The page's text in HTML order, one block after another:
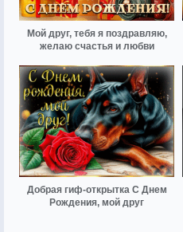
Мой друг, тебя я поздравляю,
желаю счастья и любви
Добрая гиф-открытка С Днем
Рождения, мой друг